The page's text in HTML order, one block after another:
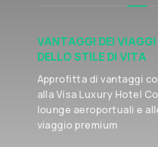
VANTAGGI DEI VIAGGI
DELLO STILE DI VITA
Approfitta di vantaggi
alla Visa Luxury Hotel
lounge aeroportuali e
viaggio premium